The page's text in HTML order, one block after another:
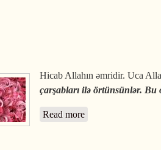
Hicab Allahın əmridir. Uca
çarşabları ilə örtünsünlər. Bu
Read more